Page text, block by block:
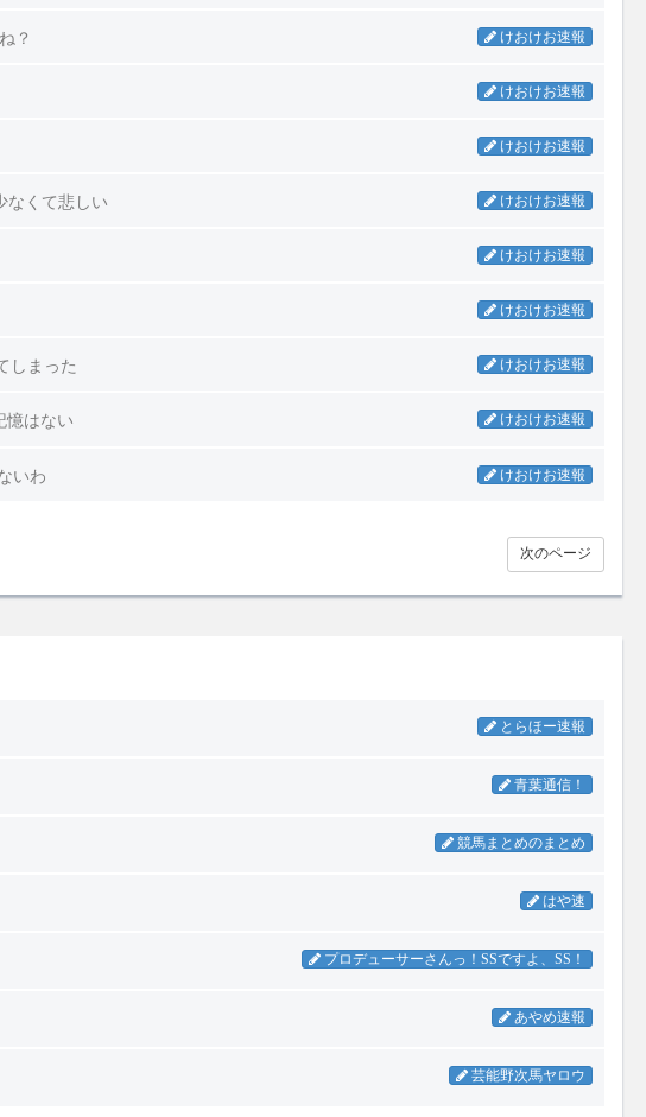
？ けおけお速報
けおけお速報
けおけお速報
なくて悲しい けおけお速報
けおけお速報
けおけお速報
しまった けおけお速報
憶はない けおけお速報
いわ けおけお速報
次のページ